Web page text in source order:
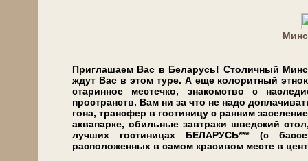
Приглашаем Вас в Бе­ла­русь! Столичный
ждут Вас в этом ту­ре. А еще ко­ло­рит­ный
ста­рин­ное ме­стеч­ко, знакомство с
пространств. Вам ни за что не на­до
го­на, транс­фер в го­сти­ни­цу с ран­ним
ак­ва­пар­ке, обильные завтраки швед­ский
луч­ших го­сти­ни­цах БЕЛАРУСЬ*** (с
расположенных в самом красивом месте в